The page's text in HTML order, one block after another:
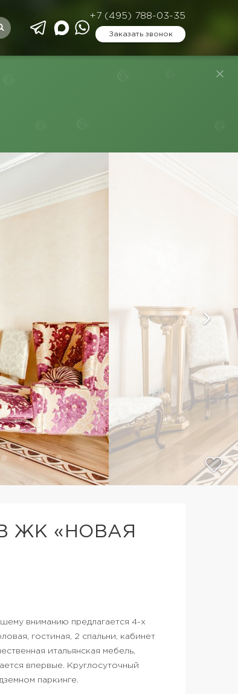
+7 (495) 788-03-35
Заказать звонок
ЖК «НОВАЯ
вниманию предлагается 4-х
гостиная, 2 спальни, кабинет
итальянская мебель,
впервые. Круглосуточный
паркинге.